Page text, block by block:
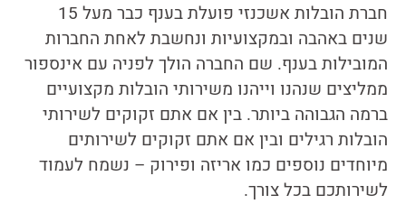
חברת הובלות אשכנזי פועלת בענף כבר מעל 15
שנים באהבה ובמקצועיות ונחשבת לאחת החברות
המובילות בענף. שם החברה הולך לפניה עם אינספור
ממליצים שנהנו וייהנו משירותי הובלות מקצועיים
ברמה הגבוהה ביותר. בין אם אתם זקוקים לשירותי
הובלות רגילים ובין אם אתם זקוקים לשירותים
מיוחדים נוספים כמו אריזה ופירוק – נשמח לעמוד
לשירותכם בכל צורך.